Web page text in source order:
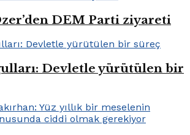
DEM Parti ziyareti
Devletle yürütülen bir